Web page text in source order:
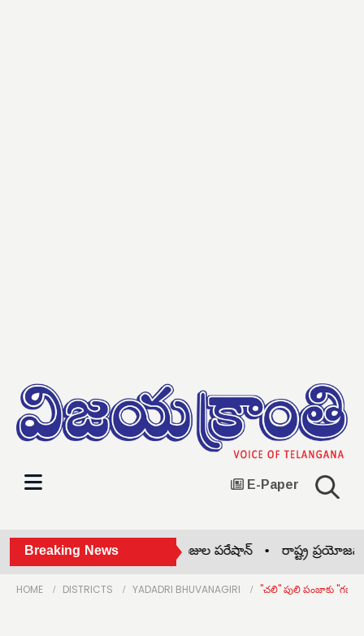
E-Paper
Breaking News
అనలాగ్ పనీర్‌పై బ్యాన్ • ఫీజుల పరేషాన్ • రాష్ట్ర
HOME DISTRICTS YADADRI BHUVANAGIRI "చలి" పులి పంజాకు